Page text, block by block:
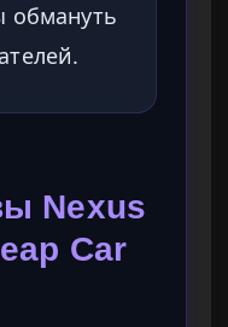
обмануть
Nexus
Car